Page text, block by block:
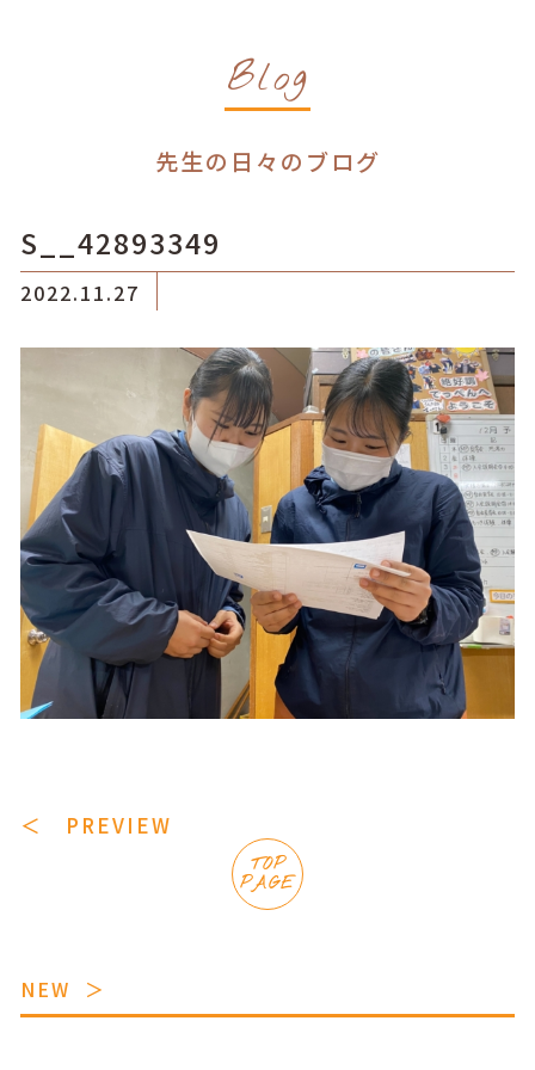
Blog
先生の日々のブログ
S__42893349
2022.11.27
＜ PREVIEW
TOP
PAGE
NEW